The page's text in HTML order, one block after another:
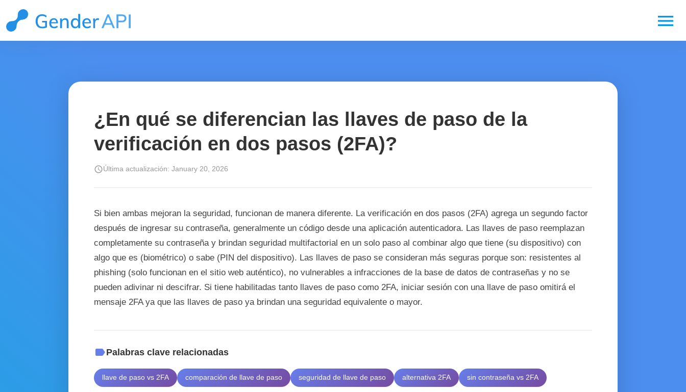
menu
¿En qué se diferencian las llaves de paso de la
verificación en dos pasos (2FA)?
scheduleÚltima actualización: January 20, 2026
Si bien ambas mejoran la seguridad, funcionan de manera diferente. La verificación en dos pasos (2FA) agrega un segundo factor
después de ingresar su contraseña, generalmente un código desde una aplicación autenticadora. Las llaves de paso reemplazan
completamente su contraseña y brindan seguridad multifactorial en un solo paso al combinar algo que tiene (su dispositivo) con
algo que es (biométrico) o sabe (PIN del dispositivo). Las llaves de paso se consideran más seguras porque son: resistentes al
phishing (solo funcionan en el sitio web auténtico), no vulnerables a infracciones de la base de datos de contraseñas y no se
pueden adivinar ni descifrar. Si tiene habilitadas tanto llaves de paso como 2FA, iniciar sesión con una llave de paso omitirá el
mensaje 2FA ya que las llaves de paso ya brindan una seguridad equivalente o mayor.
labelPalabras clave relacionadas
llave de paso vs 2FA comparación de llave de paso seguridad de llave de paso alternativa 2FA sin contraseña vs 2FA